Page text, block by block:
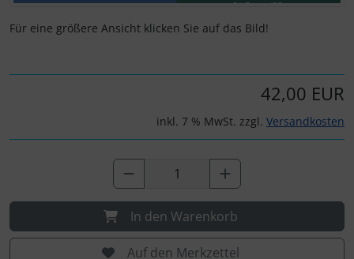
Für eine größere Ansicht klicken Sie auf das Bild!
42,00 EUR
inkl. 7 % MwSt. zzgl. Versandkosten
In den Warenkorb
Auf den Merkzettel
Reifen, Schläuche und Co.
Sauerstoff, Gas und Feuer
Schläuche, Verbinder....
3D Reliefkarten